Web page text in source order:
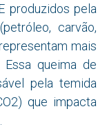
produzidos pela
carvão,
mais
queima de
pela temida
que impacta